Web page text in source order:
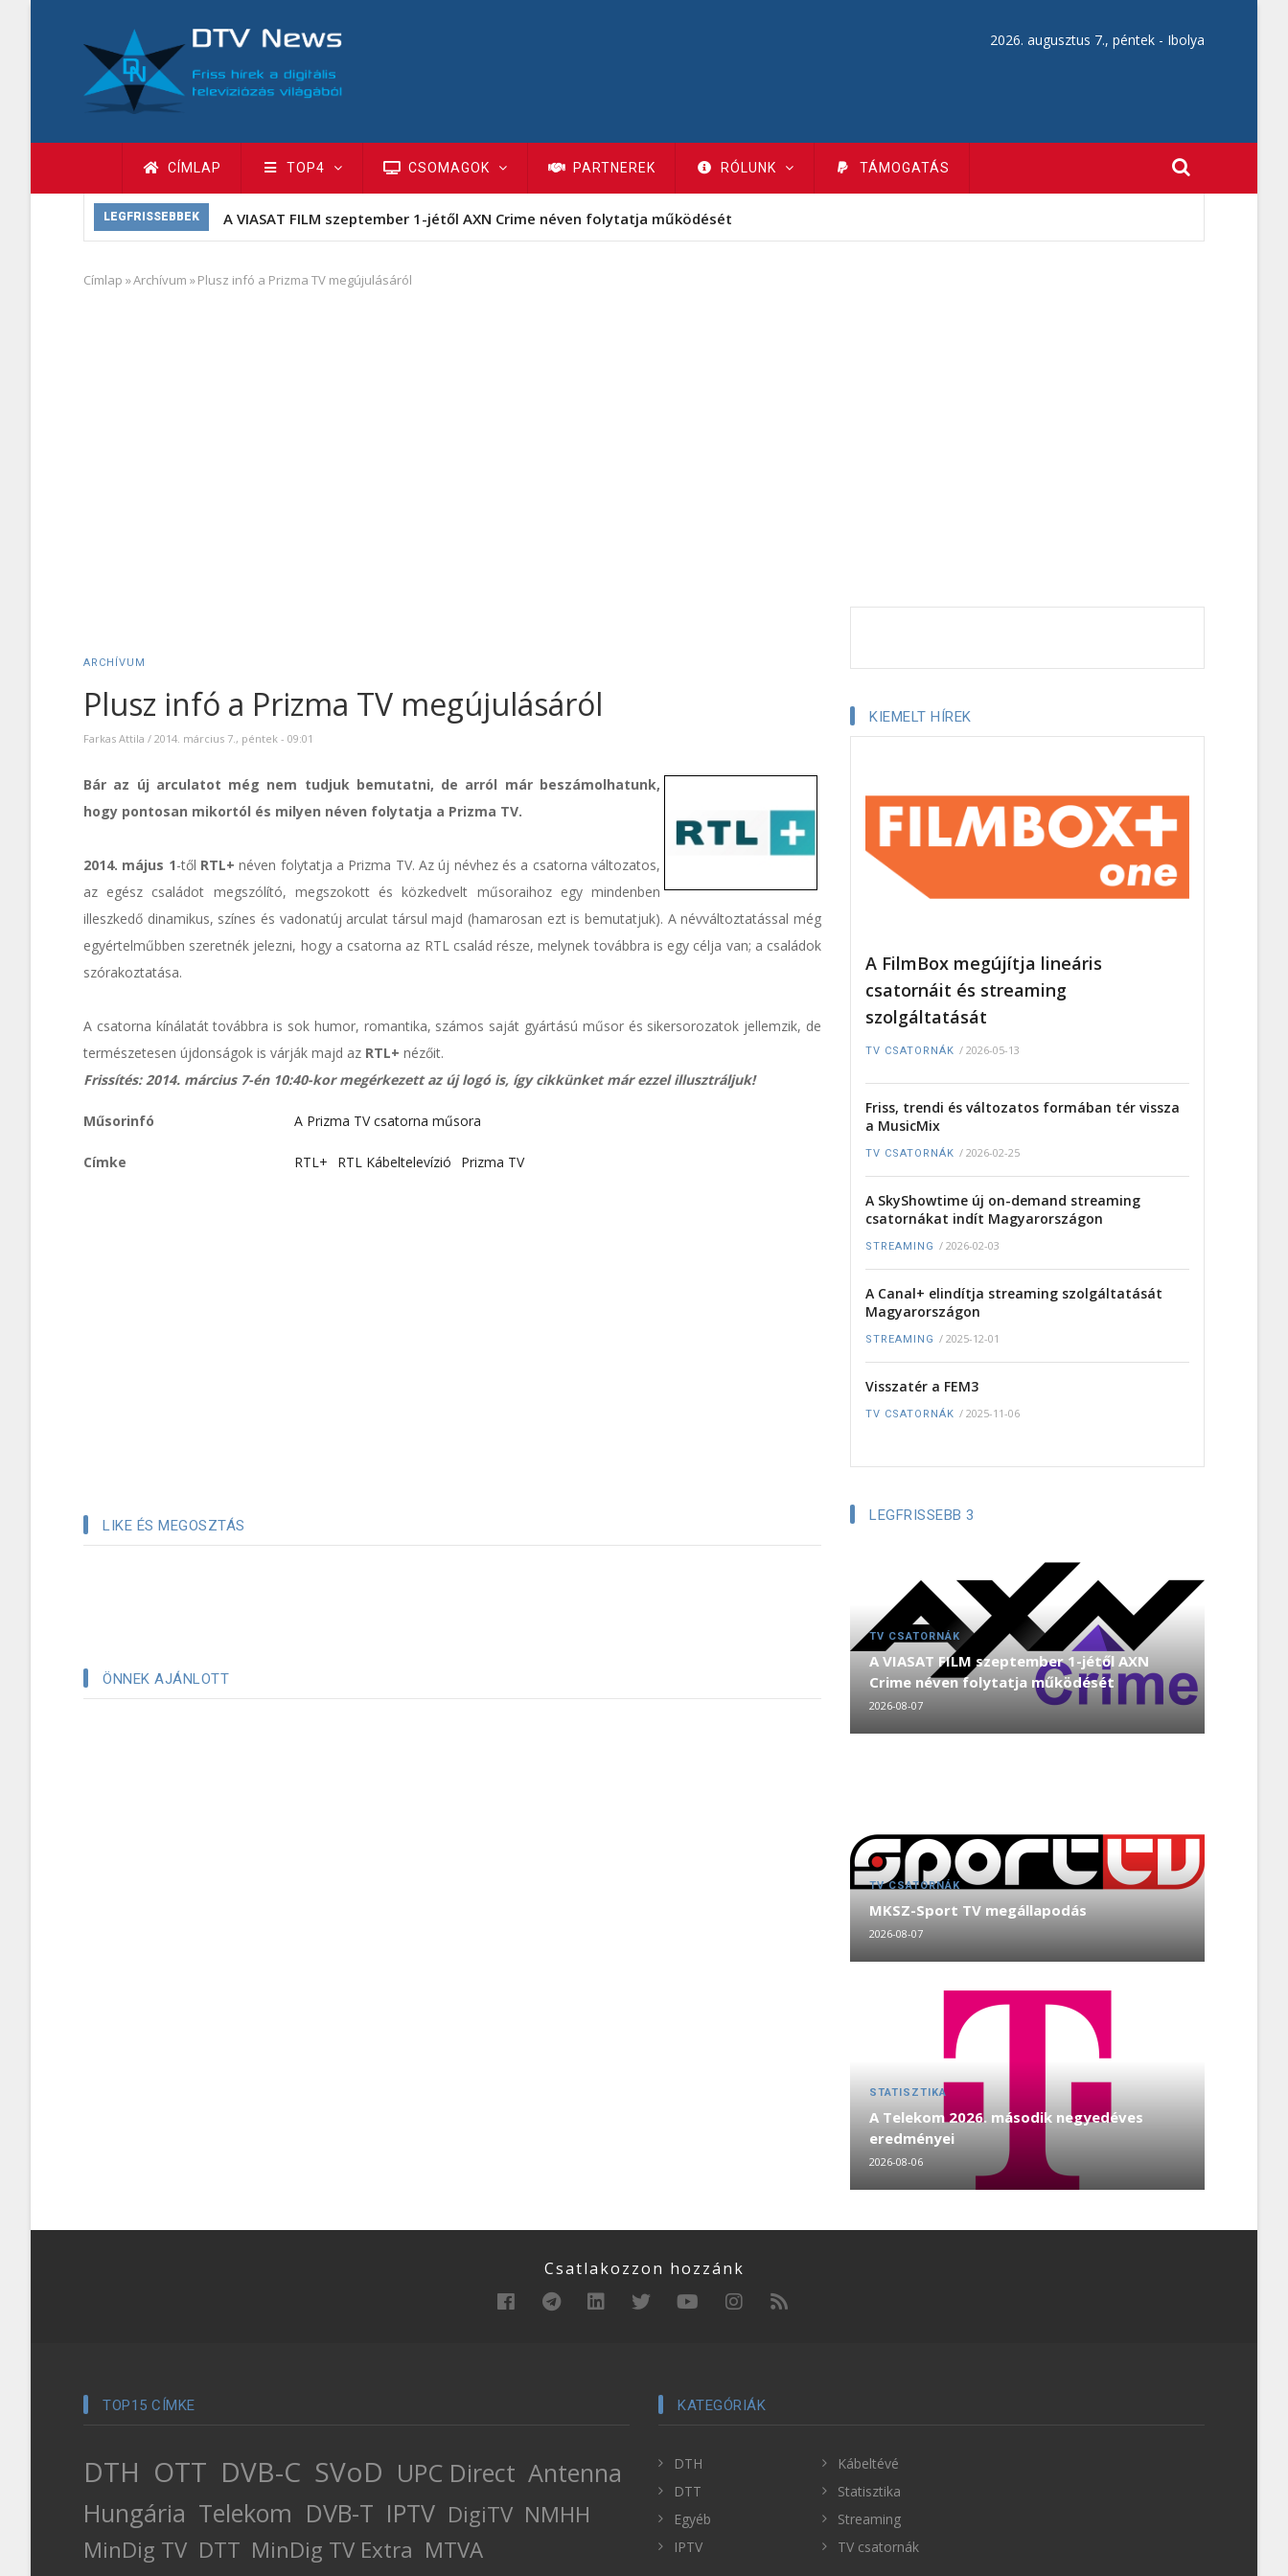
tartalomra
2026. augusztus 7., péntek - Ibolya
Fő
navigáció
CÍMLAP TOP4 CSOMAGOK PARTNEREK RÓLUNK TÁMOGATÁS
LEGFRISSEBBEK A VIASAT FILM szeptember 1-jétől AXN Crime néven folytatja működését
Morzsa
Címlap »Archívum »Plusz infó a Prizma TV megújulásáról
ARCHÍVUM
Plusz infó a Prizma TV megújulásáról
Farkas Attila / 2014. március 7., péntek - 09:01
Bár az új arculatot még nem tudjuk bemutatni, de arról már beszámolhatunk,
hogy pontosan mikortól és milyen néven folytatja a Prizma TV.
2014. május 1-től RTL+ néven folytatja a Prizma TV. Az új névhez és a csatorna változatos,
az egész családot megszólító, megszokott és közkedvelt műsoraihoz egy mindenben
illeszkedő dinamikus, színes és vadonatúj arculat társul majd (hamarosan ezt is bemutatjuk). A névváltoztatással még
egyértelműbben szeretnék jelezni, hogy a csatorna az RTL család része, melynek továbbra is egy célja van; a családok
szórakoztatása.
A csatorna kínálatát továbbra is sok humor, romantika, számos saját gyártású műsor és sikersorozatok jellemzik, de
természetesen újdonságok is várják majd az RTL+ nézőit.
Frissítés: 2014. március 7-én 10:40-kor megérkezett az új logó is, így cikkünket már ezzel illusztráljuk!
Műsorinfó A Prizma TV csatorna műsora
Címke RTL+ RTL Kábeltelevízió Prizma TV
LIKE ÉS MEGOSZTÁS
ÖNNEK AJÁNLOTT
KIEMELT HÍREK
A FilmBox megújítja lineáris
csatornáit és streaming
szolgáltatását
TV CSATORNÁK / 2026-05-13
Friss, trendi és változatos formában tér vissza
a MusicMix
TV CSATORNÁK / 2026-02-25
A SkyShowtime új on-demand streaming
csatornákat indít Magyarországon
STREAMING / 2026-02-03
A Canal+ elindítja streaming szolgáltatását
Magyarországon
STREAMING / 2025-12-01
Visszatér a FEM3
TV CSATORNÁK / 2025-11-06
LEGFRISSEBB 3
TV CSATORNÁK
A VIASAT FILM szeptember 1-jétől AXN
Crime néven folytatja működését
2026-08-07
TV CSATORNÁK
MKSZ-Sport TV megállapodás
2026-08-07
STATISZTIKA
A Telekom 2026. második negyedéves
eredményei
2026-08-06
Csatlakozzon hozzánk
TOP15 CÍMKE
DTH OTT DVB-C SVoD UPC Direct Antenna
Hungária Telekom DVB-T IPTV DigiTV NMHH
MinDig TV DTT MinDig TV Extra MTVA
KATEGÓRIÁK
DTH
DTT
Egyéb
IPTV
Kábeltévé
Statisztika
Streaming
TV csatornák